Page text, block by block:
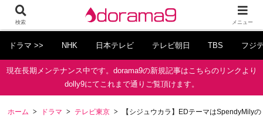
ドラマ >> NHK 日本テレビ テレビ朝日 TBS フジ
現在長期メンテナンス中です。dorama9の新規記事はこちらのリンクより
dolly9にてこれまで通りご覧頂けます。
ホーム ドラマ テレビ東京 【シジュウカラ】EDテーマはSpendyMily
検索 メニュー